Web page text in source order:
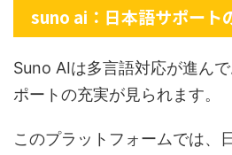
suno ai：日本語サポート
Suno AIは多言語対応が進ん
ポートの充実が見られます。
このプラットフォームでは、